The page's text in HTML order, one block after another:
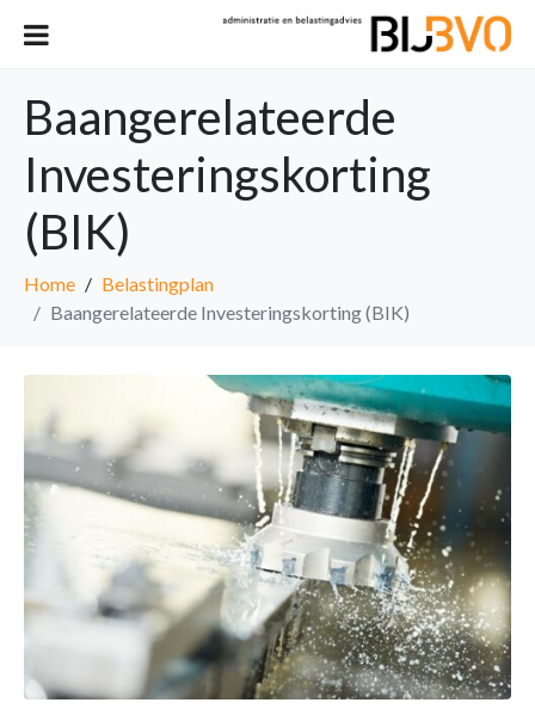
Baangerelateerde
Investeringskorting
(BIK)
Home
Belastingplan
Baangerelateerde Investeringskorting (BIK)